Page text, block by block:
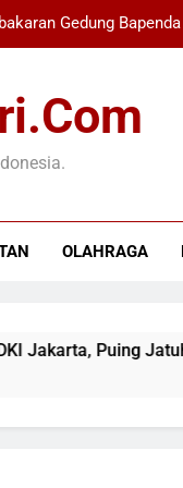
Gedung
MPR Ziarah ke
Jr Perpanjang
Ekonomi Syariah
OLAHRAGA
Puing Jatuh